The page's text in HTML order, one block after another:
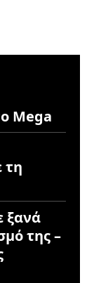
Mega
τη
ξανά
της –